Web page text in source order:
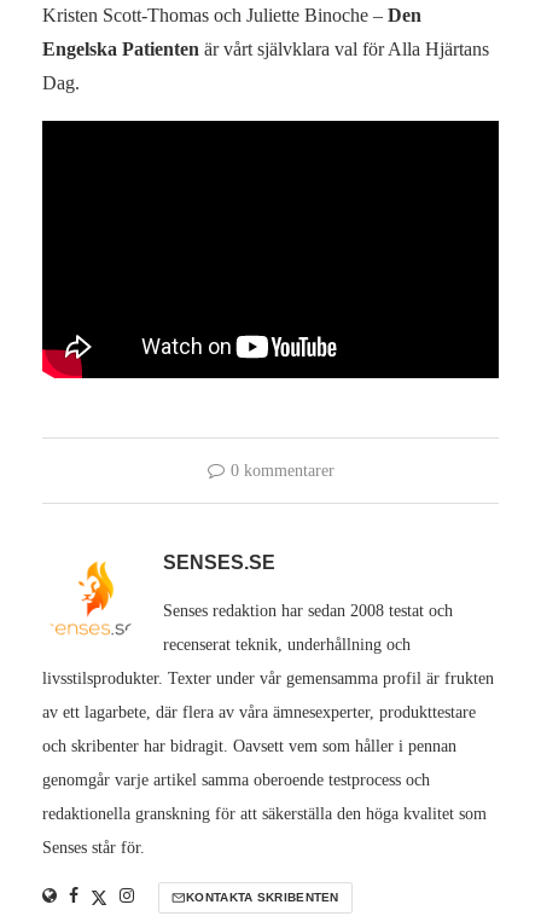
Kristen Scott-Thomas och Juliette Binoche – Den
Engelska Patienten är vårt självklara val för Alla Hjärtans
Dag.
0 kommentarer
SENSES.SE
Senses redaktion har sedan 2008 testat och
recenserat teknik, underhållning och
livsstilsprodukter. Texter under vår gemensamma profil är frukten
av ett lagarbete, där flera av våra ämnesexperter, produkttestare
och skribenter har bidragit. Oavsett vem som håller i pennan
genomgår varje artikel samma oberoende testprocess och
redaktionella granskning för att säkerställa den höga kvalitet som
Senses står för.
KONTAKTA SKRIBENTEN